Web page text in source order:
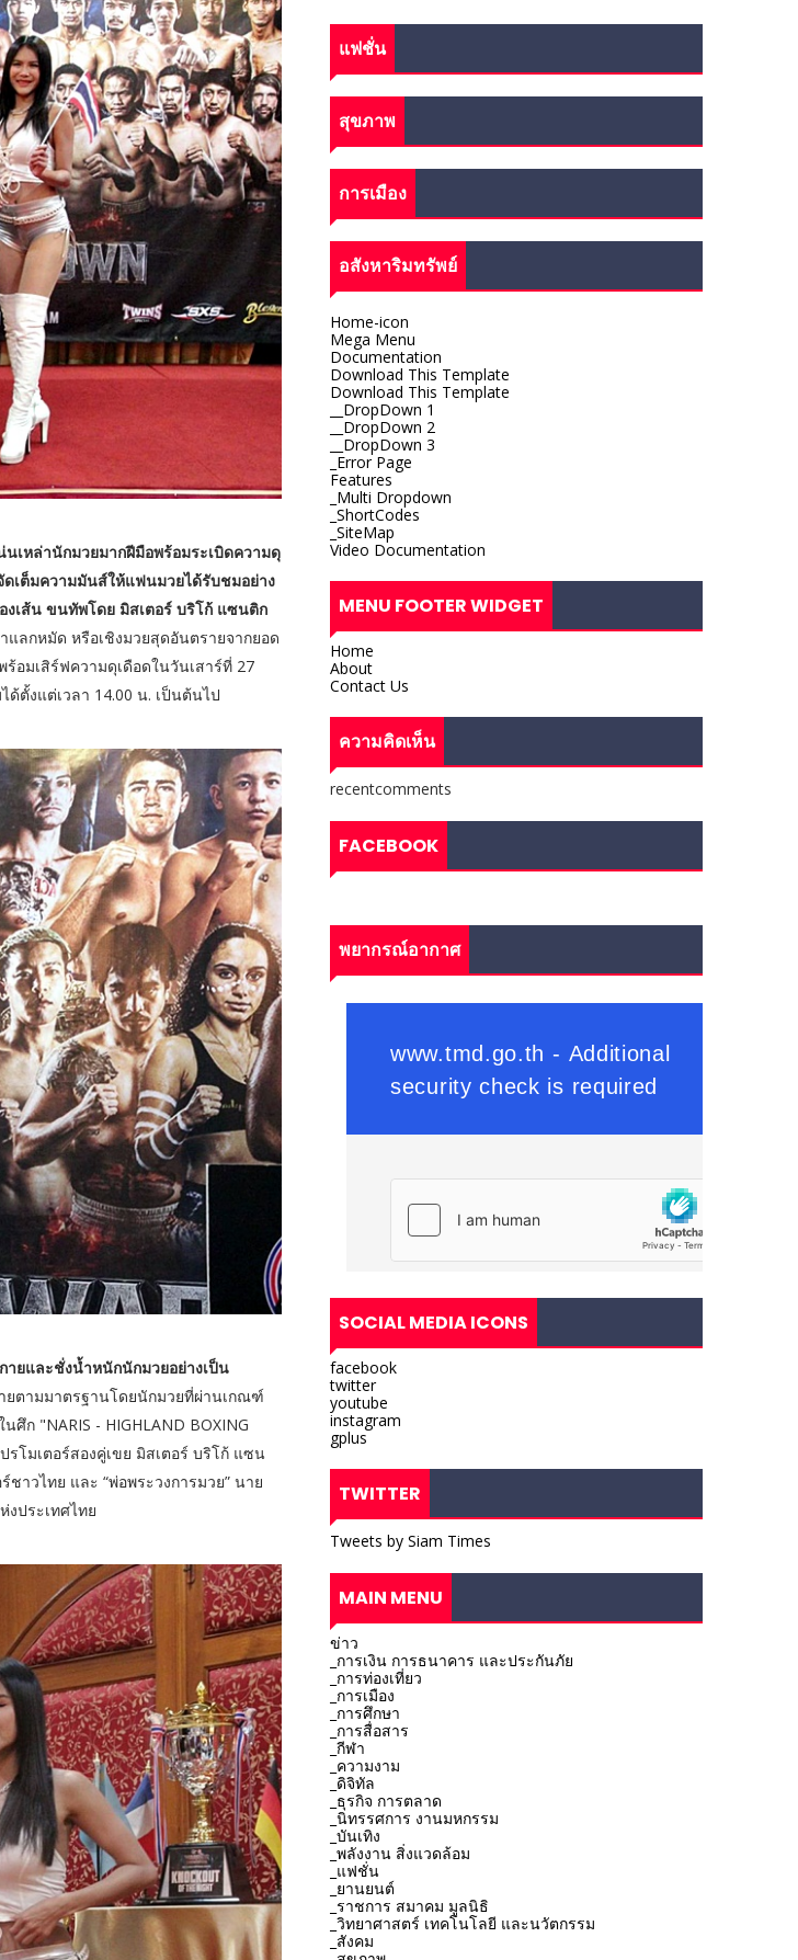
เหล่านักมวยมากฝีมือพร้อมระเบิดความดุ
เต็มความมันส์ให้แฟนมวยได้รับชมอย่าง
งเส้น ขนทัพโดย มิสเตอร์ บริโก้ แซนติก
ลกหมัด หรือเชิงมวยสุดอันตรายจากยอด
อมเสิร์ฟความดุเดือดในวันเสาร์ที่ 27
ด้ตั้งแต่เวลา 14.00 น. เป็นต้นไป
ายและชั่งน้ำหนักนักมวยอย่างเป็น
ยตามมาตรฐานโดยนักมวยที่ผ่านเกณฑ์
ก "NARIS - HIGHLAND BOXING
โมเตอร์สองคู่เขย มิสเตอร์ บริโก้ แซน
าวไทย และ “พ่อพระวงการมวย” นาย
ประเทศไทย
แฟชั่น
สุขภาพ
การเมือง
อสังหาริมทรัพย์
Home-icon
Mega Menu
Documentation
Download This Template
Download This Template
__DropDown 1
__DropDown 2
__DropDown 3
_Error Page
Features
_Multi Dropdown
_ShortCodes
_SiteMap
Video Documentation
MENU FOOTER WIDGET
Home
About
Contact Us
ความคิดเห็น
recentcomments
FACEBOOK
พยากรณ์อากาศ
SOCIAL MEDIA ICONS
facebook
twitter
youtube
instagram
gplus
TWITTER
Tweets by Siam Times
MAIN MENU
ข่าว
_การเงิน การธนาคาร และประกันภัย
_การท่องเที่ยว
_การเมือง
_การศึกษา
_การสื่อสาร
_กีฬา
_ความงาม
_ดิจิทัล
_ธุรกิจ การตลาด
_นิทรรศการ งานมหกรรม
_บันเทิง
_พลังงาน สิ่งแวดล้อม
_แฟชั่น
_ยานยนต์
_ราชการ สมาคม มูลนิธิ
_วิทยาศาสตร์ เทคโนโลยี และนวัตกรรม
_สังคม